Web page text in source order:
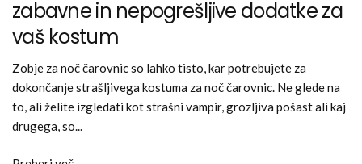
zabavne in nepogrešljive dodatke za
vaš kostum
Zobje za noč čarovnic so lahko tisto, kar potrebujete za
dokončanje strašljivega kostuma za noč čarovnic. Ne glede na
to, ali želite izgledati kot strašni vampir, grozljiva pošast ali kaj
drugega, so...